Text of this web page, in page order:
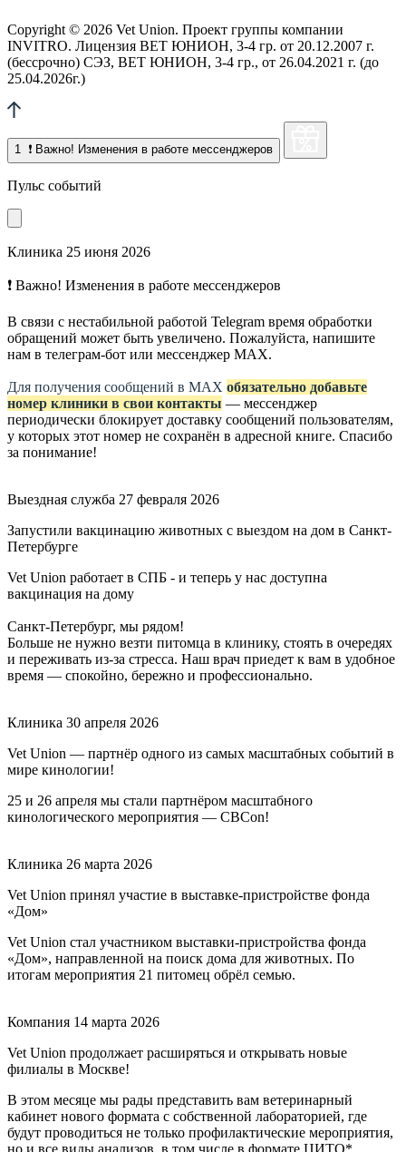
Copyright © 2026 Vet Union. Проект группы компании
INVITRO. Лицензия ВЕТ ЮНИОН, 3-4 гр. от 20.12.2007 г.
(бессрочно) СЭЗ, ВЕТ ЮНИОН, 3-4 гр., от 26.04.2021 г. (до
25.04.2026г.)
1 ❗ Важно! Изменения в работе мессенджеров
Пульс событий
Клиника 25 июня 2026
❗ Важно! Изменения в работе мессенджеров
В связи с нестабильной работой Telegram время обработки
обращений может быть увеличено. Пожалуйста, напишите
нам в телеграм-бот или мессенджер МАХ.
Для получения сообщений в МАХ обязательно добавьте
номер клиники в свои контакты — мессенджер
периодически блокирует доставку сообщений пользователям,
у которых этот номер не сохранён в адресной книге. Спасибо
за понимание!
Выездная служба 27 февраля 2026
Запустили вакцинацию животных с выездом на дом в Санкт-
Петербурге
Vet Union работает в СПБ - и теперь у нас доступна
вакцинация на дому
Санкт-Петербург, мы рядом!
Больше не нужно везти питомца в клинику, стоять в очередях
и переживать из-за стресса. Наш врач приедет к вам в удобное
время — спокойно, бережно и профессионально.
Клиника 30 апреля 2026
Vet Union — партнёр одного из самых масштабных событий в
мире кинологии!
25 и 26 апреля мы стали партнёром масштабного
кинологического мероприятия — CBCon!
Клиника 26 марта 2026
Vet Union принял участие в выставке-пристройстве фонда
«Дом»
Vet Union стал участником выставки-пристройства фонда
«Дом», направленной на поиск дома для животных. По
итогам мероприятия 21 питомец обрёл семью.
Компания 14 марта 2026
Vet Union продолжает расширяться и открывать новые
филиалы в Москве!
В этом месяце мы рады представить вам ветеринарный
кабинет нового формата с собственной лабораторией, где
будут проводиться не только профилактические мероприятия,
но и все виды анализов, в том числе в формате ЦИТО*.